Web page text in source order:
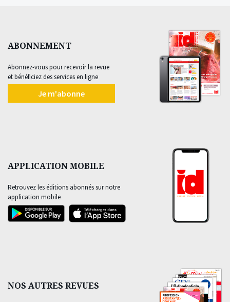
ABONNEMENT
Abonnez-vous pour recevoir la revue
et bénéficiez des services en ligne
Je m'abonne
APPLICATION MOBILE
Retrouvez les éditions abonnés sur notre
application mobile
NOS AUTRES REVUES